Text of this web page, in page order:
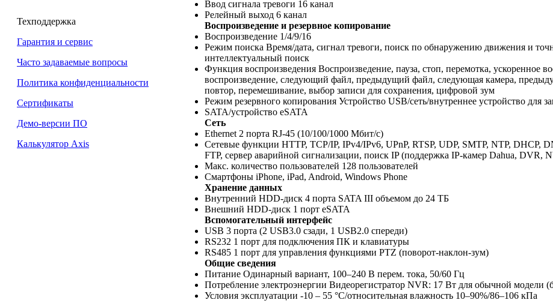
Техподдержка
Гарантия и сервис
Часто задаваемые вопросы
Политика конфиденциальности
Сертификаты
Демо-версии ПО
Калькулятор Axis
Ввод сигнала тревоги 16 канал
Релейный выход 6 канал
Воспроизведение и резервное копирование
Воспроизведение 1/4/9/16
Режим поиска Время/дата, сигнал тревоги, поиск по обнаружению движения и
интеллектуальный поиск
Функция воспроизведения Воспроизведение, пауза, стоп, перемотка, ускоренное
воспроизведение, следующий файл, предыдущий файл, следующая камера,
повтор, перемешивание, выбор записи для сохранения, цифровой зум
Режим резервного копирования Устройство USB/сеть/внутреннее устройство для
SATA/устройство eSATA
Сеть
Ethernet 2 порта RJ-45 (10/100/1000 Мбит/с)
Сетевые функции HTTP, TCP/IP, IPv4/IPv6, UPnP, RTSP, UDP, SMTP, NTP, DHCP,
FTP, сервер аварийной сигнализации, поиск IP (поддержка IP-камер Dahua, DVR,
Макс. количество пользователей 128 пользователей
Смартфоны iPhone, iPad, Android, Windows Phone
Хранение данных
Внутренний HDD-диск 4 порта SATA III объемом до 24 ТБ
Внешний HDD-диск 1 порт eSATA
Вспомогательный интерфейс
USB 3 порта (2 USB3.0 сзади, 1 USB2.0 спереди)
RS232 1 порт для подключения ПК и клавиатуры
RS485 1 порт для управления функциями PTZ (поворот-наклон-зум)
Общие сведения
Питание Одинарный вариант, 100–240 В перем. тока, 50/60 Гц
Потребление электроэнергии Видеорегистратор NVR: 17 Вт для обычной модели
Условия эксплуатации -10 – 55 °C/относительная влажность 10–90%/86–106 кПа